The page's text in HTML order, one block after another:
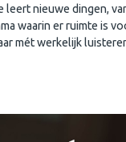
nieuwe dingen,
waarin er ruimte is
mét werkelijk